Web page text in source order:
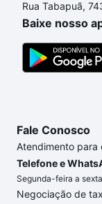
o imóvel dos
conforto. Loft,
Rua Tabapuã,
Baixe nosso
Fale Conosco
Atendimento para
Telefone e
Segunda-feira a
Negociação de